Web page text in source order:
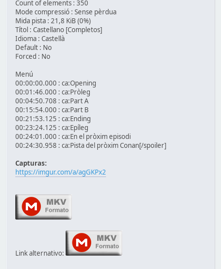
Count of elements : 350
Mode compressió : Sense pèrdua
Mida pista : 21,8 KiB (0%)
Títol : Castellano [Completos]
Idioma : Castellà
Default : No
Forced : No
Menú
00:00:00.000 : ca:Opening
00:01:46.000 : ca:Pròleg
00:04:50.708 : ca:Part A
00:15:54.000 : ca:Part B
00:21:53.125 : ca:Ending
00:23:24.125 : ca:Epíleg
00:24:01.000 : ca:En el pròxim episodi
00:24:30.958 : ca:Pista del pròxim Conan[/spoiler]
Capturas:
https://imgur.com/a/agGKPx2
Link alternativo: